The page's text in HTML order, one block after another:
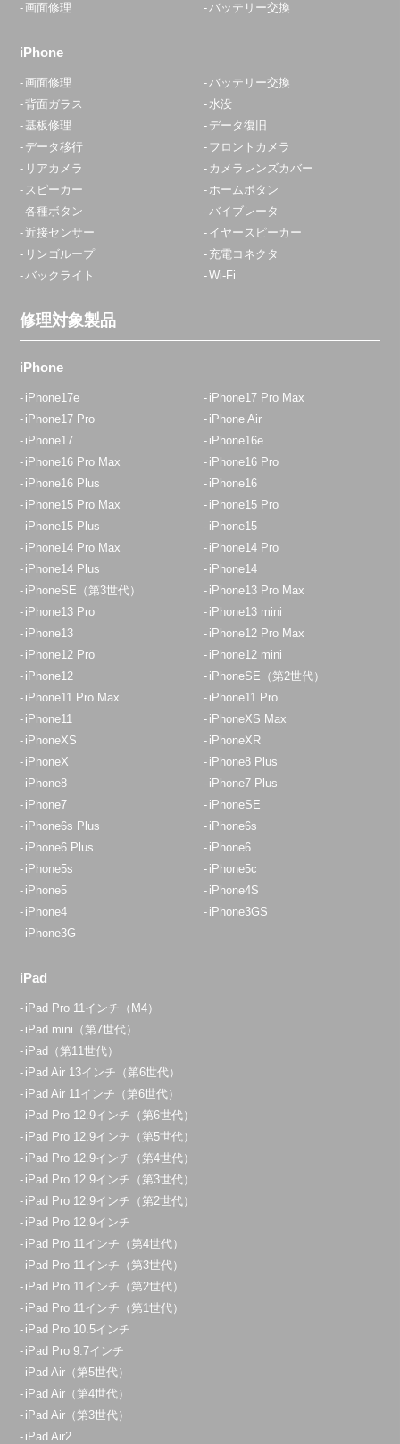
画面修理 バッテリー交換
iPhone
画面修理
バッテリー交換
背面ガラス
水没
基板修理
データ復旧
データ移行
フロントカメラ
リアカメラ
カメラレンズカバー
スピーカー
ホームボタン
各種ボタン
バイブレータ
近接センサー
イヤースピーカー
リンゴループ
充電コネクタ
バックライト
Wi-Fi
修理対象製品
iPhone
iPhone17e
iPhone17 Pro Max
iPhone17 Pro
iPhone Air
iPhone17
iPhone16e
iPhone16 Pro Max
iPhone16 Pro
iPhone16 Plus
iPhone16
iPhone15 Pro Max
iPhone15 Pro
iPhone15 Plus
iPhone15
iPhone14 Pro Max
iPhone14 Pro
iPhone14 Plus
iPhone14
iPhoneSE（第3世代）
iPhone13 Pro Max
iPhone13 Pro
iPhone13 mini
iPhone13
iPhone12 Pro Max
iPhone12 Pro
iPhone12 mini
iPhone12
iPhoneSE（第2世代）
iPhone11 Pro Max
iPhone11 Pro
iPhone11
iPhoneXS Max
iPhoneXS
iPhoneXR
iPhoneX
iPhone8 Plus
iPhone8
iPhone7 Plus
iPhone7
iPhoneSE
iPhone6s Plus
iPhone6s
iPhone6 Plus
iPhone6
iPhone5s
iPhone5c
iPhone5
iPhone4S
iPhone4
iPhone3GS
iPhone3G
iPad
iPad Pro 11インチ（M4）
iPad mini（第7世代）
iPad（第11世代）
iPad Air 13インチ（第6世代）
iPad Air 11インチ（第6世代）
iPad Pro 12.9インチ（第6世代）
iPad Pro 12.9インチ（第5世代）
iPad Pro 12.9インチ（第4世代）
iPad Pro 12.9インチ（第3世代）
iPad Pro 12.9インチ（第2世代）
iPad Pro 12.9インチ
iPad Pro 11インチ（第4世代）
iPad Pro 11インチ（第3世代）
iPad Pro 11インチ（第2世代）
iPad Pro 11インチ（第1世代）
iPad Pro 10.5インチ
iPad Pro 9.7インチ
iPad Air（第5世代）
iPad Air（第4世代）
iPad Air（第3世代）
iPad Air2